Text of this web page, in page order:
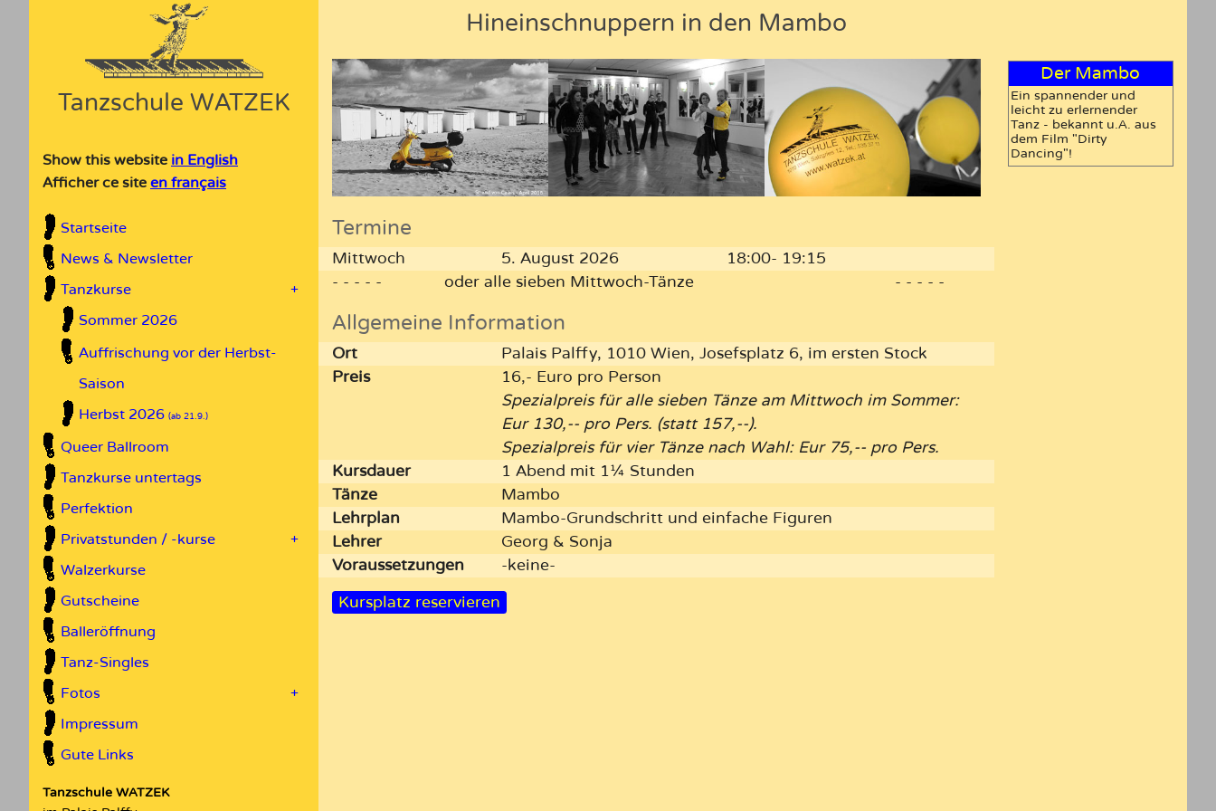
Tanzschule WATZEK
Show this website in English
Afficher ce site en français
Startseite
News & Newsletter
Tanzkurse
+
Sommer 2026
Auffrischung vor der Herbst-
Saison
Herbst 2026 (ab 21.9.)
Queer Ballroom
Tanzkurse untertags
Perfektion
Privatstunden / -kurse
+
Walzerkurse
Gutscheine
Balleröffnung
Tanz-Singles
Fotos
+
Impressum
Gute Links
Tanzschule WATZEK
Hineinschnuppern in den Mambo
Termine
Mittwoch 5. August 2026
18:00- 19:15
- - - - -
oder alle sieben Mittwoch-Tänze - - - - -
Allgemeine Information
Ort
Palais Palffy, 1010 Wien, Josefsplatz 6, im ersten Stock
Preis
16,- Euro pro Person
Spezialpreis für alle sieben Tänze am Mittwoch im Sommer:
Eur 130,-- pro Pers. (statt 157,--).
Spezialpreis für vier Tänze nach Wahl: Eur 75,-- pro Pers.
Kursdauer
1 Abend mit 1¼ Stunden
Tänze
Mambo
Lehrplan
Mambo-Grundschritt und einfache Figuren
Lehrer
Georg & Sonja
Vor­aus­setzungen
-keine-
Kursplatz reservieren
Der Mambo
Ein spannender und
leicht zu erlernender
Tanz - bekannt u.A. aus
dem Film "Dirty
Dancing"!